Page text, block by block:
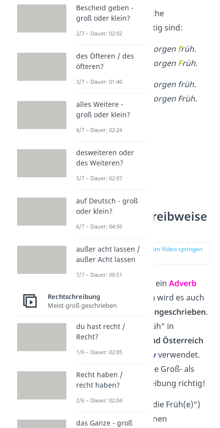
Hier siehst du, welche
Schreibweisen richtig sind:
Wir sehen uns morgen früh.
✓Wir sehen uns morgen Früh.
✗ Wir sehen uns
orgen früh.
orgen Früh.
Richtige Schreibweise
von „früh“
zur Stelle im Video springen
(01:21)
Das Wort „früh“ ist einAdverb
der Zeit
. Deswegen wird es auch
normalerweise
kleingeschrieben.
Allerdings wird „Früh“ in
Süddeutschland und Österreich
auch alsSubstantivverwendet.
Daher ist sowohl die Groß- als
auch die Kleinschreibung richtig!
Weil „Früh“ (oder „die Früh(e)“)
nicht in allen Regionen
Bescheid geben -
groß oder klein?
2/7 – Dauer: 02:02
des Öfteren / des
öfteren?
3/7 – Dauer: 01:40
alles Weitere -
groß oder klein?
4/7 – Dauer: 02:24
desweiteren oder
des Weiteren?
5/7 – Dauer: 02:07
auf Deutsch - groß
oder klein?
6/7 – Dauer: 04:50
außer acht lassen /
außer Acht lassen
7/7 – Dauer: 00:51
Rechtschreibung
Meist groß geschrieben
du hast recht /
Recht?
1/6 – Dauer: 02:05
Recht haben /
recht haben?
2/6 – Dauer: 02:04
das Ganze - groß